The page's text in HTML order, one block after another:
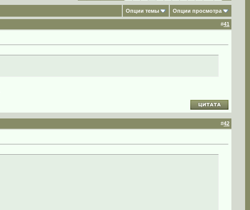
Опции темы Опции просмотра
#41
#42